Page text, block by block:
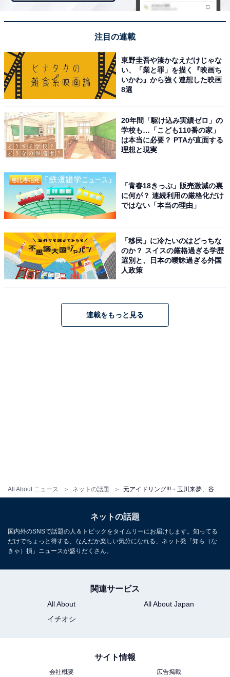
All About ニュース ネットの話題 元アイドリング!!!・玉川来夢、谷間あらわな“むちむち”ボディ披露！ 「えちえち」「ピンク女の魅力」
注目の連載
東野圭吾や湊かなえだけじゃな
い、「業と罪」を描く『映画ち
いかわ』から強く連想した映画
8選
20年間「駆け込み実績ゼロ」の
学校も…「こども110番の家」
は本当に必要？ PTAが直面する
理想と現実
「青春18きっぷ」販売激減の裏
に何が？ 連続利用の厳格化だけ
ではない「本当の理由」
「移民」に冷たいのはどっちな
のか？ スイスの厳格過ぎる学歴
選別と、日本の曖昧過ぎる外国
人政策
連載をもっと見る
ネットの話題
国内外のSNSで話題の人＆トピックをタイムリーにお届けします。知ってる
だけでちょっと得する、なんだか楽しい気分になれる、ネット発「知ら（な
きゃ）損」ニュースが盛りだくさん。
関連サービス
All About
All About Japan
イチオシ
サイト情報
会社概要 広告掲載